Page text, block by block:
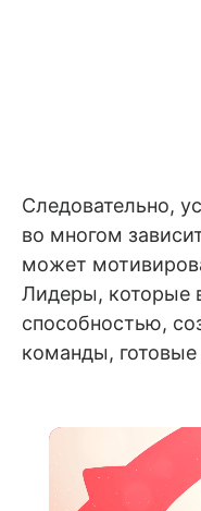
Следовательно,
во многом
может
Лидеры, которые
способностью,
команды,